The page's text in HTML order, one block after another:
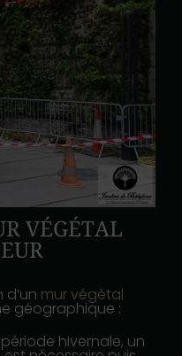
VÉGÉTAL
mur végétal
géographique :
hivernale, un